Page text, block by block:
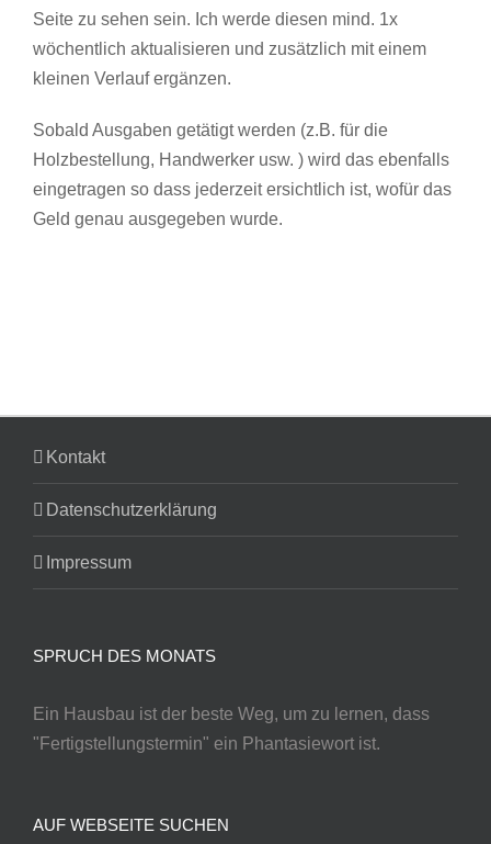
Seite zu sehen sein. Ich werde diesen mind. 1x
wöchentlich aktualisieren und zusätzlich mit einem
kleinen Verlauf ergänzen.
Sobald Ausgaben getätigt werden (z.B. für die
Holzbestellung, Handwerker usw. ) wird das ebenfalls
eingetragen so dass jederzeit ersichtlich ist, wofür das
Geld genau ausgegeben wurde.
Kontakt
Datenschutzerklärung
Impressum
SPRUCH DES MONATS
Ein Hausbau ist der beste Weg, um zu lernen, dass
"Fertigstellungstermin" ein Phantasiewort ist.
AUF WEBSEITE SUCHEN